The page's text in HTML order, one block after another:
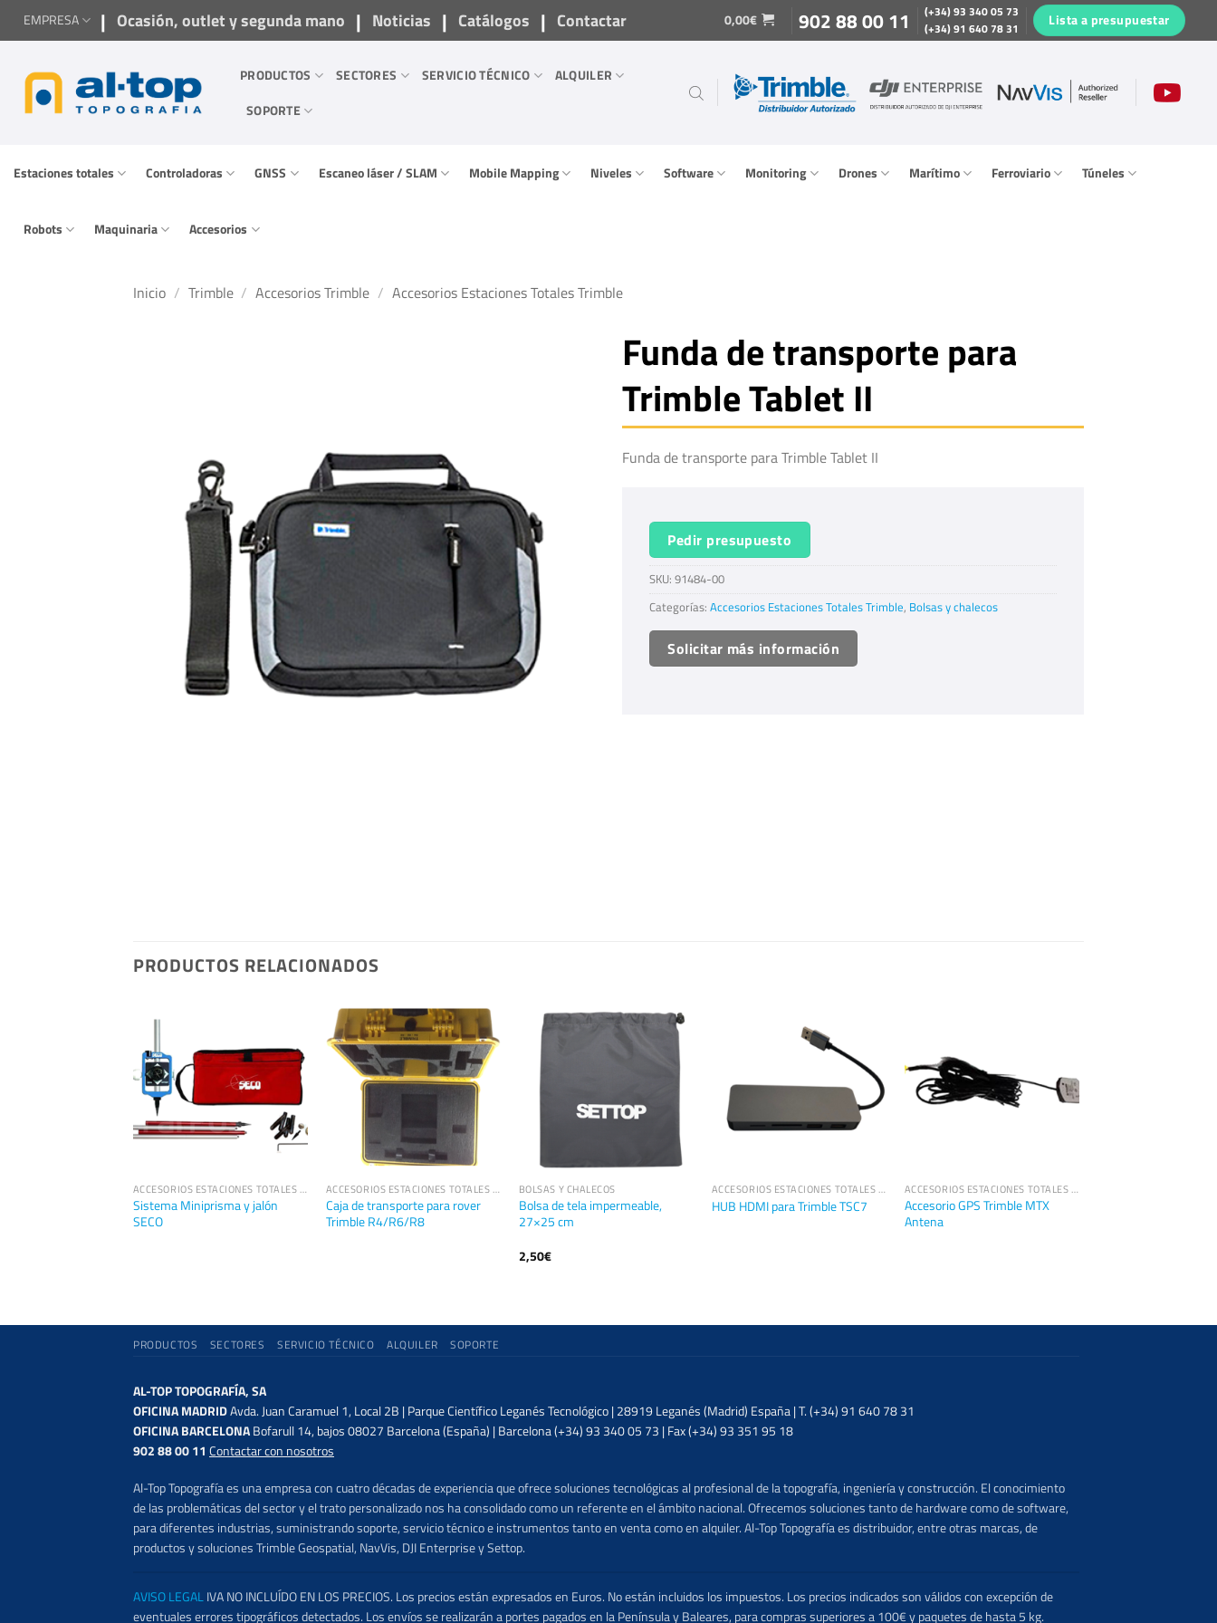
SaltarEMPRESA | Ocasión, outlet y segunda mano | Noticias | Catálogos | Contactar 0,00€ 902 88 00 11
(+34) 93 340 05 73
(+34) 91 640 78 31
Lista a presupuestar
PRODUCTOS SECTORES SERVICIO TÉCNICO
ALQUILER
SOPORTE
Estaciones totales Controladoras GNSS Escaneo láser / SLAM Mobile Mapping Niveles Software Monitoring Drones Marítimo Ferroviario Túneles
Robots Maquinaria Accesorios
Inicio / Trimble / Accesorios Trimble / Accesorios Estaciones Totales Trimble
Funda de transporte para
Trimble Tablet II
Funda de transporte para Trimble Tablet II
Pedir presupuesto
SKU: 91484-00
Categorías: Accesorios Estaciones Totales Trimble, Bolsas y chalecos
Solicitar más información
PRODUCTOS RELACIONADOS
ACCESORIOS ESTACIONES TOTALES TRIMBLE
Sistema Miniprisma y jalón
SECO
ACCESORIOS ESTACIONES TOTALES TRIMBLE
Caja de transporte para rover
Trimble R4/R6/R8
BOLSAS Y CHALECOS
Bolsa de tela impermeable,
27×25 cm
2,50€
ACCESORIOS ESTACIONES TOTALES TRIMBLE
HUB HDMI para Trimble TSC7
ACCESORIOS ESTACIONES TOTALES TRIMBLE
Accesorio GPS Trimble MTX
Antena
PRODUCTOS SECTORES SERVICIO TÉCNICO ALQUILER SOPORTE
AL-TOP TOPOGRAFÍA, SA
OFICINA MADRIDAvda. Juan Caramuel 1, Local 2B | Parque Científico Leganés Tecnológico | 28919 Leganés (Madrid) España | T. (+34) 91 640 78 31
OFICINA BARCELONABofarull 14, bajos 08027 Barcelona (España) | Barcelona (+34) 93 340 05 73 | Fax (+34) 93 351 95 18
902 88 00 11 Contactar con nosotros
Al-Top Topografía es una empresa con cuatro décadas de experiencia que ofrece soluciones tecnológicas al profesional de la topografía, ingeniería y construcción. El conocimiento
de las problemáticas del sector y el trato personalizado nos ha consolidado como un referente en el ámbito nacional. Ofrecemos soluciones tanto de hardware como de software,
para diferentes industrias, suministrando soporte, servicio técnico e instrumentos tanto en venta como en alquiler. Al-Top Topografía es distribuidor, entre otras marcas, de
productos y soluciones Trimble Geospatial, NavVis, DJI Enterprise y Settop.
AVISO LEGALIVA NO INCLUÍDO EN LOS PRECIOS. Los precios están expresados en Euros. No están incluidos los impuestos. Los precios indicados son válidos con excepción de
eventuales errores tipográficos detectados. Los envíos se realizarán a portes pagados en la Península y Baleares, para compras superiores a 100€ y paquetes de hasta 5 kg.